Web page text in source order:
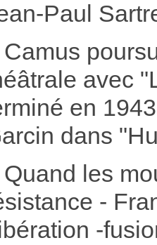
Paul
Camus
avec
en
dans
Quand les
-
-